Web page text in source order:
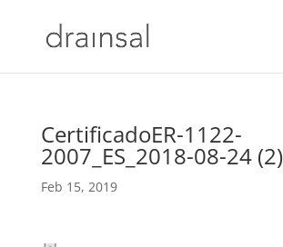
CertificadoER-1122-
2007_ES_2018-08-24 (2)
Feb 15, 2019